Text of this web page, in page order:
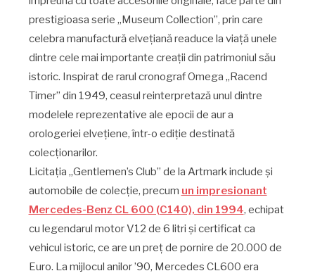
prestigioasa serie „Museum Collection”, prin care
celebra manufactură elvețiană readuce la viață unele
dintre cele mai importante creații din patrimoniul său
istoric. Inspirat de rarul cronograf Omega „Racend
Timer” din 1949, ceasul reinterpretază unul dintre
modelele reprezentative ale epocii de aur a
orologeriei elvețiene, într-o ediție destinată
colecționarilor.
Licitația „Gentlemen’s Club” de la Artmark include și
automobile de colecție, precum un impresionant
Mercedes-Benz CL 600 (C140), din 1994, echipat
cu legendarul motor V12 de 6 litri și certificat ca
vehicul istoric, ce are un preț de pornire de 20.000 de
Euro. La mijlocul anilor ’90, Mercedes CL600 era